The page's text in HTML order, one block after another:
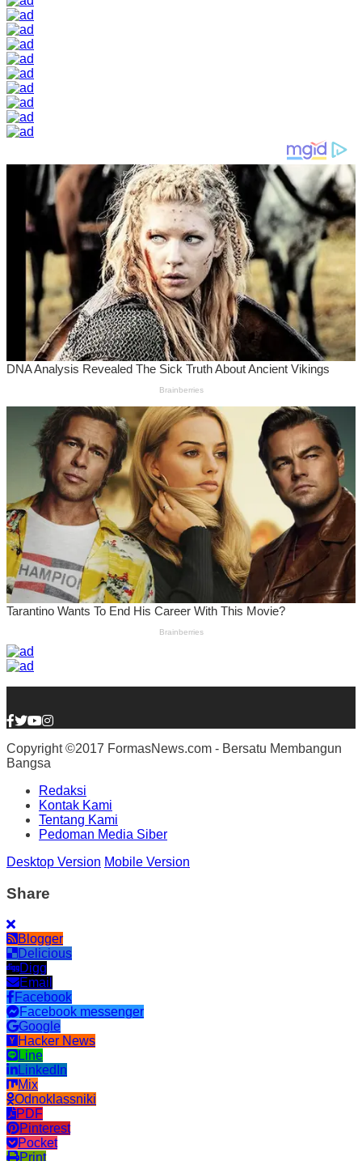
Copyright ©2017 FormasNews.com - Bersatu Membangun
Bangsa
Redaksi
Kontak Kami
Tentang Kami
Pedoman Media Siber
Desktop Version Mobile Version
Share
Blogger
Delicious
Digg
Email
Facebook
Facebook messenger
Google
Hacker News
Line
LinkedIn
Mix
Odnoklassniki
PDF
Pinterest
Pocket
Print